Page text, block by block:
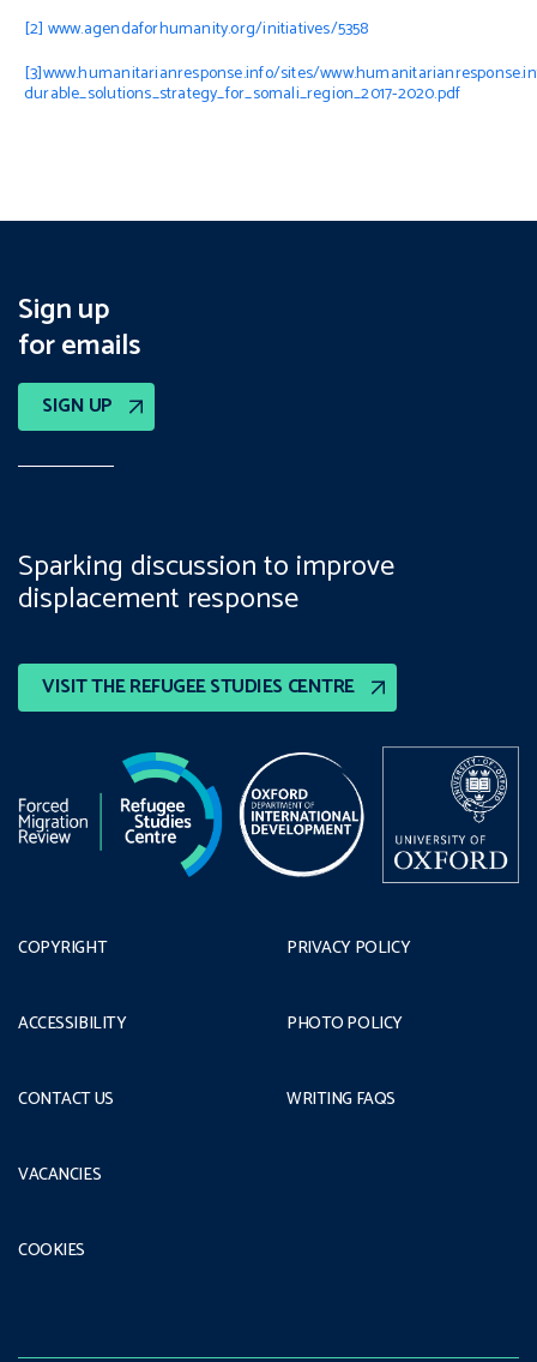
[2] www.agendaforhumanity.org/initiatives/5358
[3]www.humanitarianresponse.info/sites/
durable_solutions_strategy_for_somali_region_2017-2020.pdf
Sign up
for emails
SIGN UP
VISIT THE REFUGEE STUDIES CENTRE
Sparking discussion to improve
displacement response
COPYRIGHT
ACCESSIBILITY
CONTACT US
PRIVACY POLICY
PHOTO POLICY
WRITING FAQS
VACANCIES
COOKIES